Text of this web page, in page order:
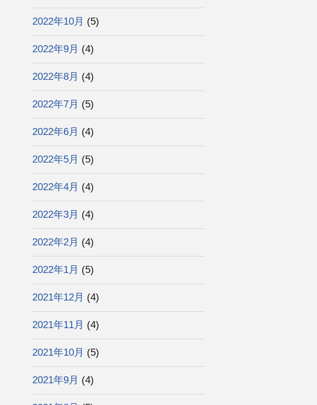
2022年10月 (5)
2022年9月 (4)
2022年8月 (4)
2022年7月 (5)
2022年6月 (4)
2022年5月 (5)
2022年4月 (4)
2022年3月 (4)
2022年2月 (4)
2022年1月 (5)
2021年12月 (4)
2021年11月 (4)
2021年10月 (5)
2021年9月 (4)